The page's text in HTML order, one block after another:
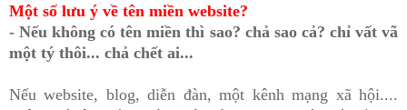
Một số lưu ý về tên miền website?
- Nếu không có tên miền thì sao? chả sao cả? chỉ vấtvã
một tý thôi... chả chết ai...
Nếu website, blog, diễn đàn, một kênh mạng xã hội....